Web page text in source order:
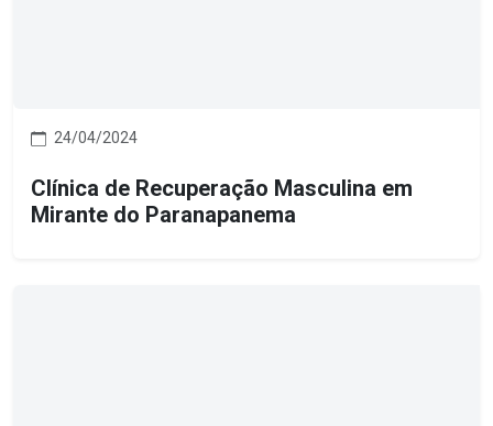
24/04/2024
Clínica de Recuperação Masculina em
Mirante do Paranapanema